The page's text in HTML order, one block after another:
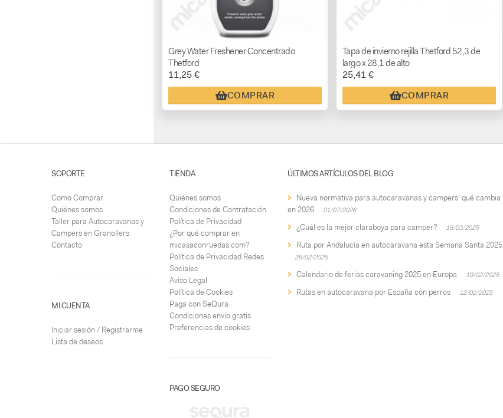
Grey Water Freshener Concentrado
Thetford
11,25 €
COMPRAR
Tapa de invierno rejilla Thetford 52,3 de
largo x 28,1 de alto
25,41 €
COMPRAR
SOPORTE
Como Comprar
Quiénes somos
Taller para Autocaravanas y
Campers en Granollers
Contacto
MI CUENTA
Iniciar sesión / Registrarme
Lista de deseos
TIENDA
Quiénes somos
Condiciones de Contratación
Política de Privacidad
¿Por qué comprar en
micasaconruedas.com?
Política de Privacidad Redes
Sociales
Aviso Legal
Política de Cookies
Paga con SeQura
Condiciones envío gratis
Preferencias de cookies
PAGO SEGURO
ÚLTIMOS ARTÍCULOS DEL BLOG
Nueva normativa para autocaravanas y campers: qué cambia
en 2026
01/07/2026
¿Cuál es la mejor claraboya para camper? 18/03/2025
Ruta por Andalucía en autocaravana esta Semana Santa 2025
26/02/2025
Calendario de ferias caravaning 2025 en Europa 19/02/2025
Rutas en autocaravana por España con perros 12/02/2025